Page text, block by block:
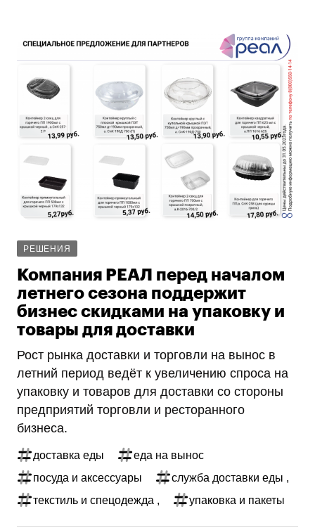
РЕШЕНИЯ
Компания РЕАЛ перед началом
летнего сезона поддержит
бизнес скидками на упаковку и
товары для доставки
Рост рынка доставки и торговли на вынос в
летний период ведёт к увеличению спроса на
упаковку и товаров для доставки со стороны
предприятий торговли и ресторанного
бизнеса.
доставка еды
еда на вынос
посуда и аксессуары
служба доставки еды ,
текстиль и спецодежда ,
упаковка и пакеты